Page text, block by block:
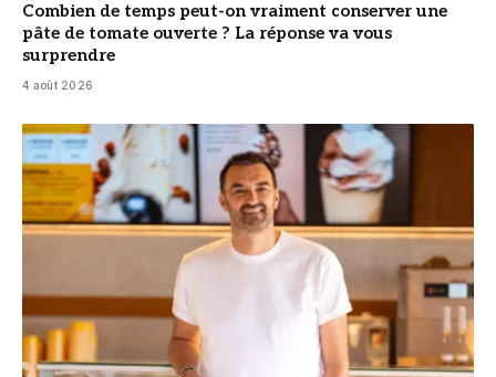
Combien de temps peut-on vraiment conserver une
pâte de tomate ouverte ? La réponse va vous
surprendre
4 août 2026
© Cyril Lignac